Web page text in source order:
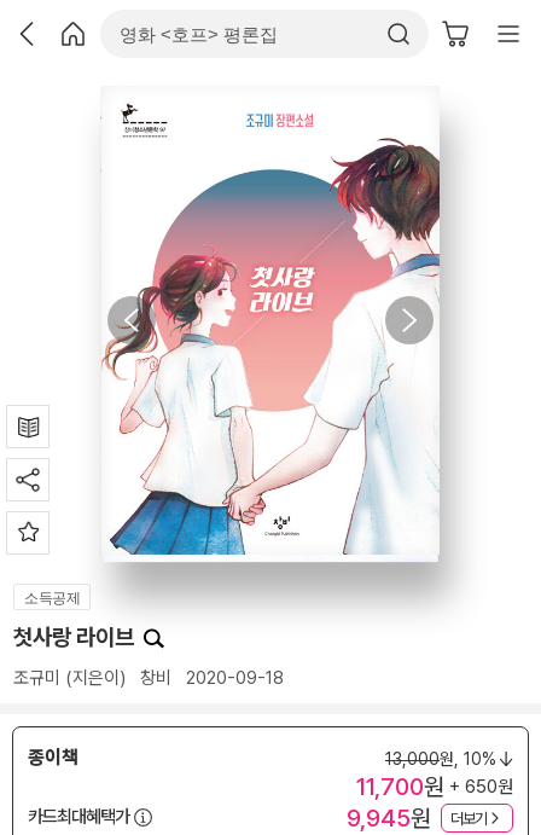
소득공제
첫사랑 라이브
조규미 (지은이) 창비 2020-09-18
종이책 13,000원, 10%
11,700원 + 650원
카드최대혜택가
9,945원 더보기